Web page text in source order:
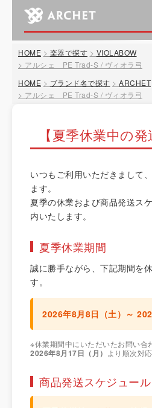
HOME 楽器で探す
VIOLABOW
アルシェ PE Trad-S / ヴィオラ弓
HOME
ブランド名で探す
ARCHET
アルシェ PE Trad-S / ヴィオラ弓
【夏季休業中の
いつもご利用いただきまして
ます。
夏季の休業および商品発送ス
内いたします。
夏季休業期間
誠に勝手ながら、下記期間を
す。
2026年8月8日（土）～
※休業期間中にいただいたお問い合
2026年8月17日（月） より順次対
商品発送スケジュール